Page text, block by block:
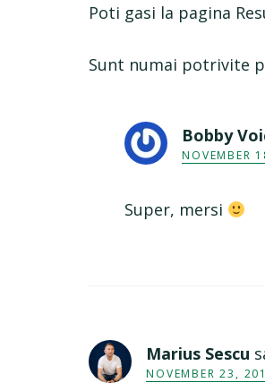
Poti gasi la pagina
Sunt numai potrivite
Bobby
NOVEMBER
Super, mersi
Marius Sescu
NOVEMBER 23,